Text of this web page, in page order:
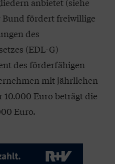
Bund fördert freiwillige
des
(EDL-G)
des förderfähigen
mit jährlichen
Euro beträgt die
Euro.